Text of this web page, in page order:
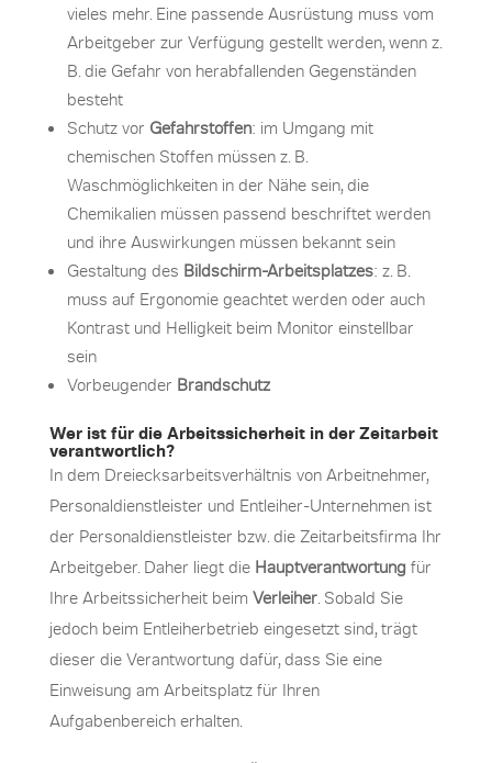
vieles mehr. Eine passende Ausrüstung muss vom
Arbeitgeber zur Verfügung gestellt werden, wenn z.
B. die Gefahr von herabfallenden Gegenständen
besteht
Schutz vor Gefahrstoffen: im Umgang mit
chemischen Stoffen müssen z. B.
Waschmöglichkeiten in der Nähe sein, die
Chemikalien müssen passend beschriftet werden
und ihre Auswirkungen müssen bekannt sein
Gestaltung des Bildschirm-Arbeitsplatzes: z. B.
muss auf Ergonomie geachtet werden oder auch
Kontrast und Helligkeit beim Monitor einstellbar
sein
Vorbeugender Brandschutz
Wer ist für die Arbeitssicherheit in der Zeitarbeit
verantwortlich?
In dem Dreiecksarbeitsverhältnis von Arbeitnehmer,
Personaldienstleister und Entleiher-Unternehmen ist
der Personaldienstleister bzw. die Zeitarbeitsfirma Ihr
Arbeitgeber. Daher liegt die Hauptverantwortung für
Ihre Arbeitssicherheit beim Verleiher. Sobald Sie
jedoch beim Entleiherbetrieb eingesetzt sind, trägt
dieser die Verantwortung dafür, dass Sie eine
Einweisung am Arbeitsplatz für Ihren
Aufgabenbereich erhalten.